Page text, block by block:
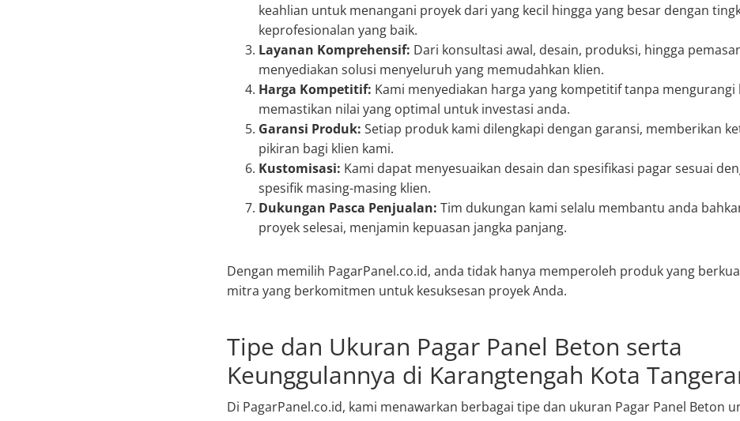
keahlian untuk menangani proyek dari yang kecil hingga yang besar dengan
keprofesionalan yang baik.
Layanan Komprehensif: Dari konsultasi awal, desain, produksi, hingga
menyediakan solusi menyeluruh yang memudahkan klien.
Harga Kompetitif: Kami menyediakan harga yang kompetitif tanpa mengurangi
memastikan nilai yang optimal untuk investasi anda.
Garansi Produk: Setiap produk kami dilengkapi dengan garansi, memberikan
pikiran bagi klien kami.
Kustomisasi: Kami dapat menyesuaikan desain dan spesifikasi pagar sesuai
spesifik masing-masing klien.
Dukungan Pasca Penjualan: Tim dukungan kami selalu membantu anda
proyek selesai, menjamin kepuasan jangka panjang.
Dengan memilih PagarPanel.co.id, anda tidak hanya memperoleh produk yang
mitra yang berkomitmen untuk kesuksesan proyek Anda.
Tipe dan Ukuran Pagar Panel Beton serta
Keunggulannya di Karangtengah Kota
Di PagarPanel.co.id, kami menawarkan berbagai tipe dan ukuran Pagar Panel Beton